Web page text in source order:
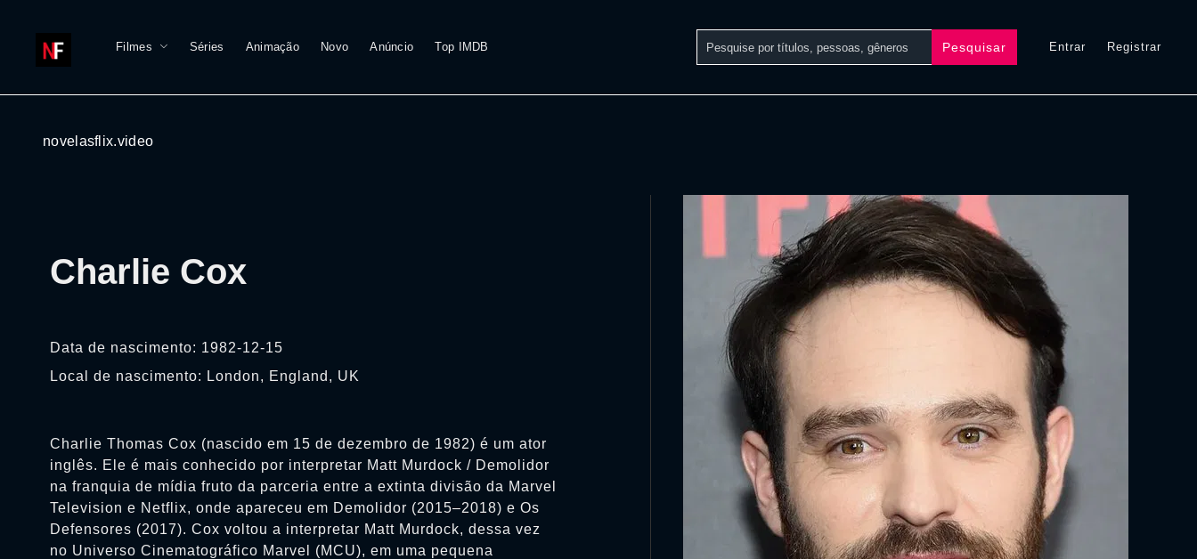
Filmes Séries Animação Novo Anúncio Top IMDB Pesquisar Entrar Registrar
novelasflix.video
Charlie Cox
Data de nascimento: 1982-12-15
Local de nascimento: London, England, UK
Charlie Thomas Cox (nascido em 15 de dezembro de 1982) é um ator
inglês. Ele é mais conhecido por interpretar Matt Murdock / Demolidor
na franquia de mídia fruto da parceria entre a extinta divisão da Marvel
Television e Netflix, onde apareceu em Demolidor (2015–2018) e Os
Defensores (2017). Cox voltou a interpretar Matt Murdock, dessa vez
no Universo Cinematográfico Marvel (MCU), em uma pequena